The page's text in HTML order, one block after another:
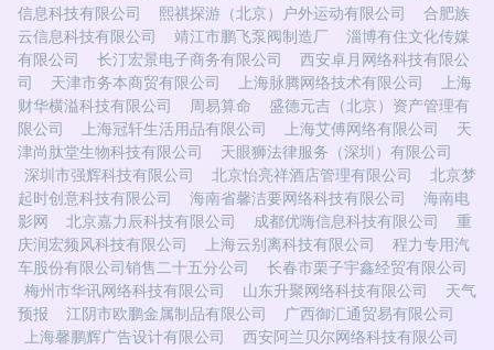
信息科技有限公司
熙祺探游（北京）户外运动有限公司
合肥族
云信息科技有限公司
靖江市鹏飞泵阀制造厂
淄博有住文化传媒
有限公司
长汀宏景电子商务有限公司
西安卓月网络科技有限公
司
天津市务本商贸有限公司 上海脉腾网络技术有限公司
上海
财华横溢科技有限公司
周易算命
盛德元吉（北京）资产管理有
限公司
上海冠轩生活用品有限公司 上海艾傅网络有限公司
天
津尚肽堂生物科技有限公司
天眼狮法律服务（深圳）有限公司
深圳市强辉科技有限公司
北京怡亮祥酒店管理有限公司
北京梦
起时创意科技有限公司
海南省馨洁要网络科技有限公司
海南电
影网
北京嘉力辰科技有限公司 成都优嗨信息科技有限公司
重
庆润宏频风科技有限公司
上海云别离科技有限公司
程力专用汽
车股份有限公司销售二十五分公司
长春市栗子宇鑫经贸有限公司
梅州市华讯网络科技有限公司
山东升聚网络科技有限公司
天气
预报
江阴市欧鹏金属制品有限公司
广西御汇通贸易有限公司
上海馨鹏辉广告设计有限公司
西安阿兰贝尔网络科技有限公司